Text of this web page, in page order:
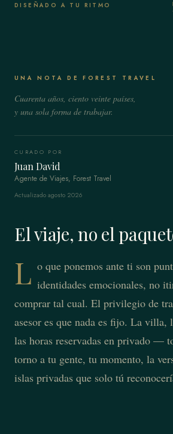
DISEÑADO A TU RITMO
UNA NOTA DE FOREST TRAVEL
Cuarenta años, ciento veinte países,
y una sola forma de trabajar.
CURADO POR
Juan David
Agente de Viajes, Forest Travel
Actualizado agosto 2026
El viaje, no el
L o que ponemos ante ti son
identidades emocionales, no
comprar tal cual. El privilegio de
asesor es que nada es fijo. La villa,
las horas reservadas en privado —
torno a tu gente, tu momento, la
islas privadas que solo tú